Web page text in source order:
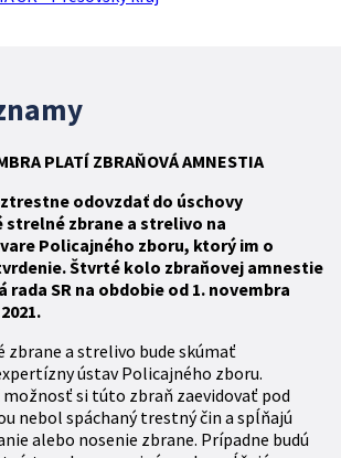
PLATÍ ZBRAŇOVÁAMNESTIA
odovzdať do úschovy
strelné zbrane a strelivo na
Policajného zboru, ktorý im o
Štvrté kolo zbraňovej amnestie
rada SR na obdobie od 1. novembra
zbrane a strelivo bude skúmať
ústav Policajného zboru.
možnosť si túto zbraň zaevidovať pod
nebol spáchaný trestný čin a spĺňajú
alebo nosenie zbrane. Prípadne budú